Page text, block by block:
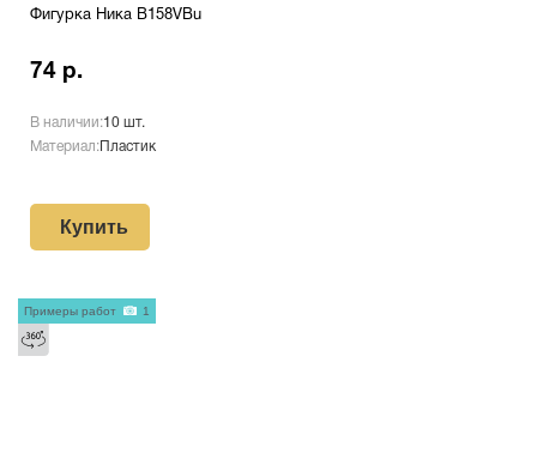
Фигурка Ника B158VBu
74 р.
В наличии:10 шт.
Материал: Пластик
Купить
Примеры работ 1